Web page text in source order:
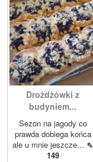
Drożdżówki z
budyniem...
Sezon na jagody co
prawda dobiega końca
ale u mnie jeszcze... ⇖
149